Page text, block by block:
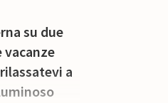
su due
vacanze
a